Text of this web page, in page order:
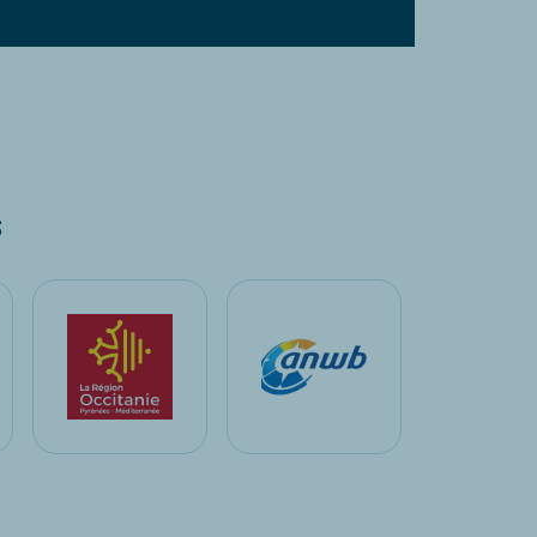
Completo!